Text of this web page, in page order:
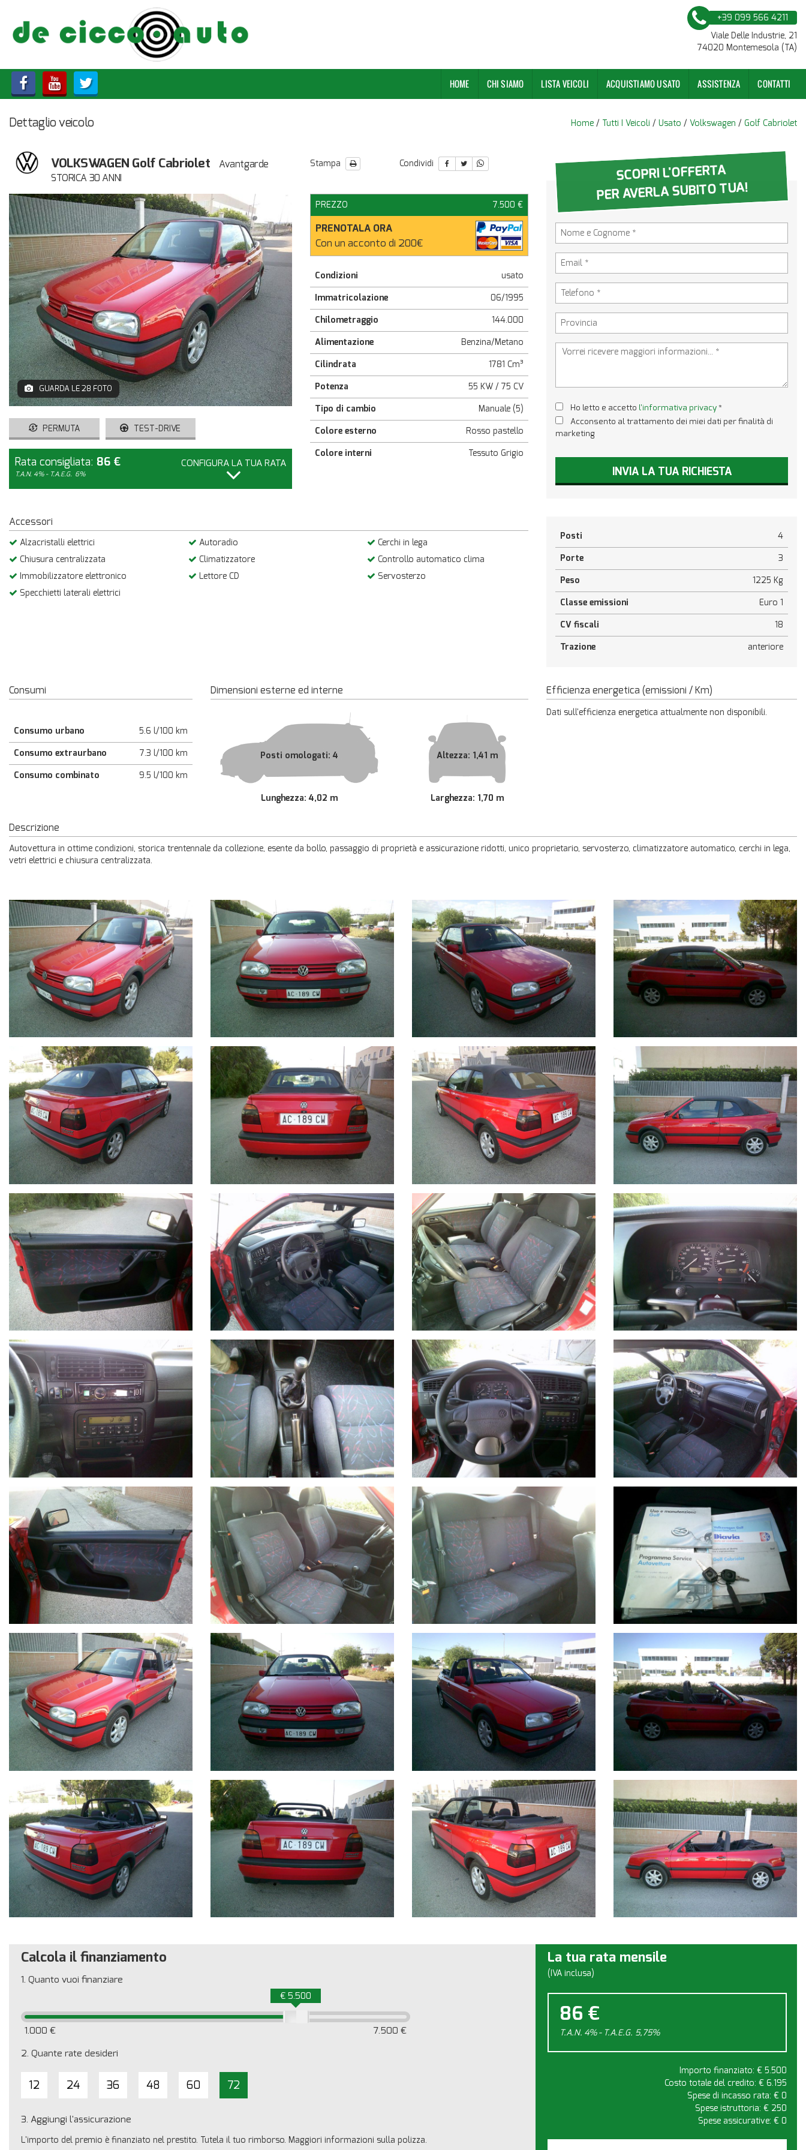
LISTA VEICOLI
ACQUISTIAMO USATO
ASSISTENZA
CONTATTI
+39 099 566 4211
Viale Delle Industrie, 21
74020 Montemesola (TA)
HOME CHI SIAMO LISTA VEICOLI ACQUISTIAMO USATO ASSISTENZA CONTATTI
Dettaglio veicolo Home / Tutti I Veicoli / Usato / Volkswagen / Golf Cabriolet
VOLKSWAGEN Golf Cabriolet
Avantgarde
STORICA 30 ANNI
Stampa Condividi
GUARDA LE 28 FOTO
PERMUTA TEST-DRIVE
Rata consigliata: 86 €
T.A.N. 4% - T.A.E.G. 6%
CONFIGURA LA TUA RATA
PREZZO 7.500 €
PRENOTALA ORA
Con un acconto di 200€
Condizioni
usato
Immatricolazione
06/1995
Chilometraggio
144.000
Alimentazione
Benzina/Metano
Cilindrata
1781 Cm³
Potenza
55 KW / 75 CV
Tipo di cambio
Manuale (5)
Colore esterno
Rosso pastello
Colore interni
Tessuto Grigio
SCOPRI L'OFFERTA
PER AVERLA SUBITO TUA!
Ho letto e accetto l'informativa privacy*
Acconsento al trattamento dei miei dati per finalità di
marketing
INVIA LA TUA RICHIESTA
Accessori
Alzacristalli elettrici
Chiusura centralizzata
Immobilizzatore elettronico
Specchietti laterali elettrici
Autoradio
Climatizzatore
Lettore CD
Cerchi in lega
Controllo automatico clima
Servosterzo
Posti
4
Porte
3
Peso
1225 Kg
Classe emissioni
Euro 1
CV fiscali
18
Trazione
anteriore
Consumi
Consumo urbano
5.6 l/100 km
Consumo extraurbano
7.3 l/100 km
Consumo combinato
9.5 l/100 km
Dimensioni esterne ed interne
Posti omologati: 4
Lunghezza: 4,02 m
Altezza: 1,41 m
Larghezza: 1,70 m
Efficienza energetica (emissioni / Km)
Dati sull'efficienza energetica attualmente non disponibili.
Descrizione
Autovettura in ottime condizioni, storica trentennale da collezione, esente da bollo, passaggio di proprietà e assicurazione ridotti, unico proprietario, servosterzo, climatizzatore automatico, cerchi in lega,
vetri elettrici e chiusura centralizzata.
Calcola il finanziamento
1. Quanto vuoi finanziare
1.000 € 7.500 €
€ 5.500
2. Quante rate desideri
12 24 36 48 60 72
3. Aggiungi l'assicurazione
L'importo del premio è finanziato nel prestito. Tutela il tuo rimborso. Maggiori informazioni sulla polizza.
La tua rata mensile
(IVA inclusa)
86 €
T.A.N. 4% - T.A.E.G. 5,75%
Importo finanziato: € 5.500
Costo totale del credito: € 6.195
Spese di incasso rata: € 0
Spese istruttoria: € 250
Spese assicurative: € 0